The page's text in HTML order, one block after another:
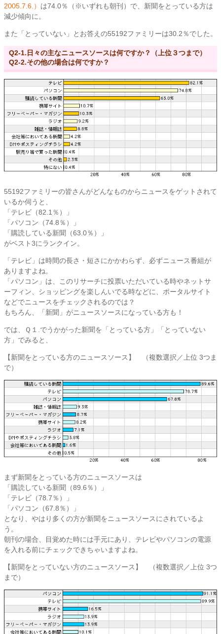
2005.7.6.） は74.0％（※いずれも朝刊）で、新聞をとっている方は
減少傾向に。
また「とっていない」とお答えの55192ファミリーは30.2％でした。
Q2-1.日々の主なニュースソースは何ですか？（上位３つまで）
Q2-2.その他の場合は何ですか？
55192ファミリーの皆さんがどんなものからニュースをゲットされて
いるか伺うと、
「テレビ（82.1％）」
「パソコン（74.8％）」
「購読している新聞（63.0％）」
がベスト3にランクイン。
「テレビ」は時間の長さ・短さにかかわらず、必ずニュース番組が
ありますよね。
「パソコン」は、このリサーチに投票いただいている時やネットサ
ーフィン、ショッピングを楽しんいでる時などに、ポータルサイト
などでニュースをチェックされるのでは？
もちろん、「新聞」がニュースソースになっている方も！
では、Ｑ１.でうかがった新聞を「とっている方」「とっていない
方」でみると、
【新聞をとっている方のニュースソース】
（複数選択／上位 3つま
で）
まず新聞をとっている方のニュースソースは
「購読している新聞（89.6％）」
「テレビ（78.7％）」
「パソコン（67.8％）」
となり、やはり多くの方が新聞をニュースソースにされているよ
う。
朝刊の場合、目覚めた時には手元にあり、テレビやパソコンの電源
を入れる前にチェックできちゃいますよね。
【新聞をとっていない方のニュースソース】
（複数選択／上位 3つ
まで）